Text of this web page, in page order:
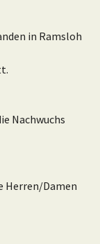
in Ramsloh
Nachwuchs
Herren/Damen